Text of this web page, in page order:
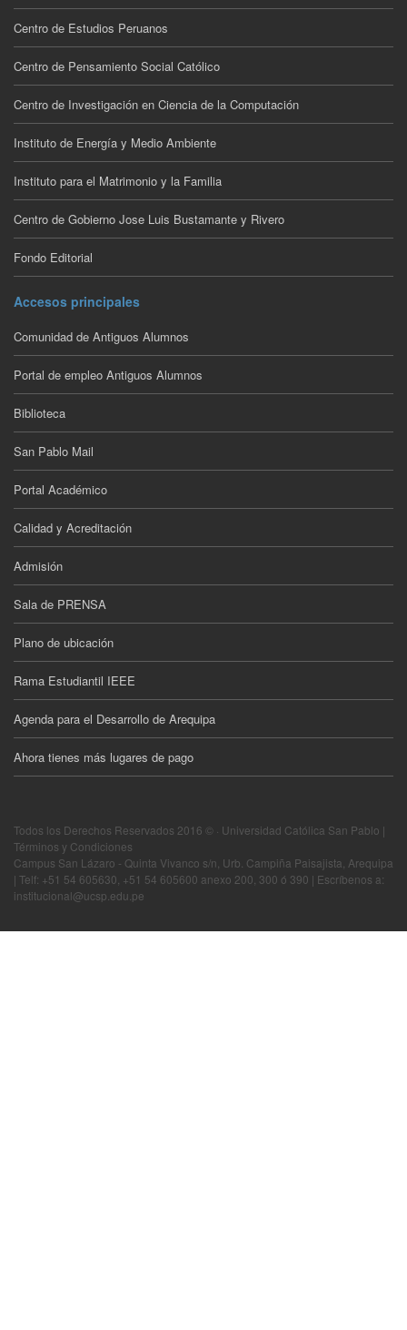
Centro de Estudios Peruanos
Centro de Pensamiento Social Católico
Centro de Investigación en Ciencia de la Computación
Instituto de Energía y Medio Ambiente
Instituto para el Matrimonio y la Familia
Centro de Gobierno Jose Luis Bustamante y Rivero
Fondo Editorial
Accesos principales
Comunidad de Antiguos Alumnos
Portal de empleo Antiguos Alumnos
Biblioteca
San Pablo Mail
Portal Académico
Calidad y Acreditación
Admisión
Sala de PRENSA
Plano de ubicación
Rama Estudiantil IEEE
Agenda para el Desarrollo de Arequipa
Ahora tienes más lugares de pago
Todos los Derechos Reservados 2016 © · Universidad Católica San Pablo |
Términos y Condiciones
Campus San Lázaro - Quinta Vivanco s/n, Urb. Campiña Paisajista, Arequipa
| Telf: +51 54 605630, +51 54 605600 anexo 200, 300 ó 390 | Escríbenos a:
institucional@ucsp.edu.pe